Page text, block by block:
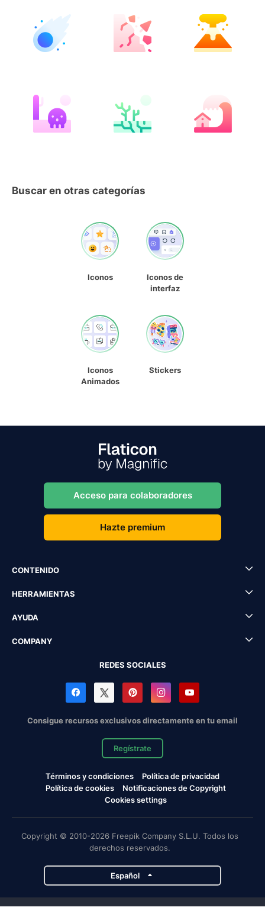
Buscar en otras categorías
Iconos
Iconos de
interfaz
Iconos
Animados
Stickers
Acceso para colaboradores
Hazte premium
CONTENIDO
HERRAMIENTAS
AYUDA
COMPANY
REDES SOCIALES
Consigue recursos exclusivos directamente en tu email
Regístrate
Términos y condiciones
Política de privacidad
Política de cookies
Notificaciones de Copyright
Cookies settings
Copyright © 2010-2026 Freepik Company S.L.U. Todos los
derechos reservados.
Español